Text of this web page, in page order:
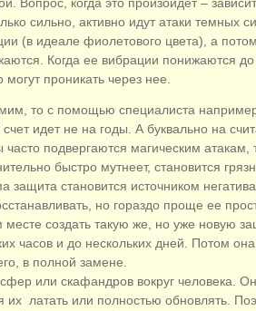
сильно, активно идут атаки темных
(в идеале фиолетового цвета), а
Когда ее вибрации понижаются до
проникать через нее.
то с помощью специалиста
идет не на годы. А буквально на
подвергаются магическим атакам,
быстро мутнеет, становится
становится источником
но гораздо проще ее
создать такую же, но уже новую
часов и до нескольких дней. Потом
в полной замене.
или скафандров вокруг человека.
их латать или полностью обновлять.